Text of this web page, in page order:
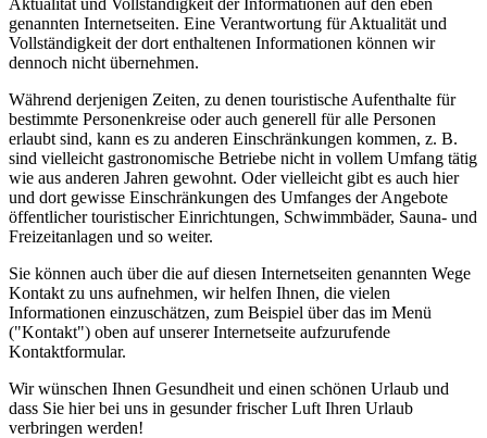
Aktualität und Vollständigkeit der Informationen auf den eben
genannten Internetseiten. Eine Verantwortung für Aktualität und
Vollständigkeit der dort enthaltenen Informationen können wir
dennoch nicht übernehmen.
Während derjenigen Zeiten, zu denen touristische Aufenthalte für
bestimmte Personenkreise oder auch generell für alle Personen
erlaubt sind, kann es zu anderen Einschränkungen kommen, z. B.
sind vielleicht gastronomische Betriebe nicht in vollem Umfang tätig
wie aus anderen Jahren gewohnt. Oder vielleicht gibt es auch hier
und dort gewisse Einschränkungen des Umfanges der Angebote
öffentlicher touristischer Einrichtungen, Schwimmbäder, Sauna- und
Freizeitanlagen und so weiter.
Sie können auch über die auf diesen Internetseiten genannten Wege
Kontakt zu uns aufnehmen, wir helfen Ihnen, die vielen
Informationen einzuschätzen, zum Beispiel über das im Menü
("Kontakt") oben auf unserer Internetseite aufzurufende
Kontaktformular.
Wir wünschen Ihnen Gesundheit und einen schönen Urlaub und
dass Sie hier bei uns in gesunder frischer Luft Ihren Urlaub
verbringen werden!